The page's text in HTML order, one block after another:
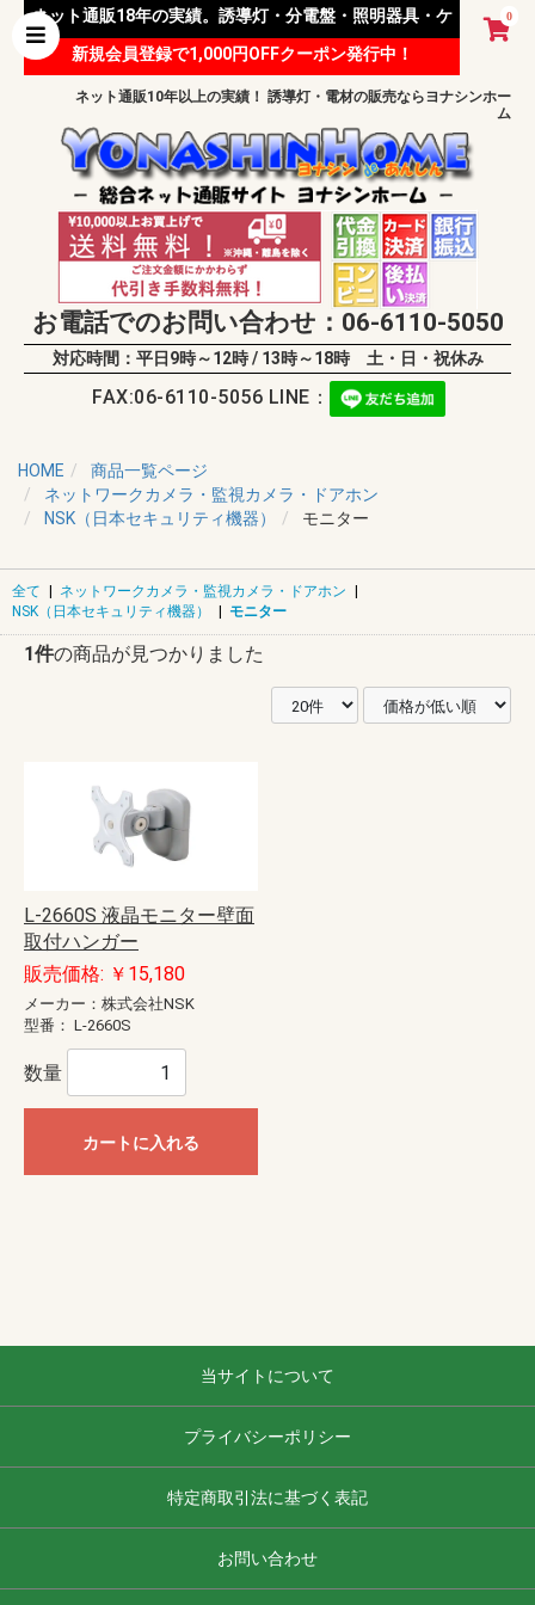
0
ネット通販18年の実績。誘導灯・分電盤・照明器具・ケ
ーブル等 様々な資材を取り扱っています。
新規会員登録で1,000円OFFクーポン発行中！
ネット通販10年以上の実績！ 誘導灯・電材の販売ならヨナシンホー
ム
お電話でのお問い合わせ：06-6110-5050
対応時間：平日9時～12時 / 13時～18時 土・日・祝休み
FAX:06-6110-5056 LINE：
HOME
商品一覧ページ
ネットワークカメラ・監視カメラ・ドアホン
NSK（日本セキュリティ機器）
モニター
全て | ネットワークカメラ・監視カメラ・ドアホン |
NSK（日本セキュリティ機器）
| モニター
1件の商品が見つかりました
L-2660S 液晶モニター壁面
取付ハンガー
販売価格: ￥15,180
メーカー：株式会社NSK
型番： L-2660S
数量
カートに入れる
当サイトについて
プライバシーポリシー
特定商取引法に基づく表記
お問い合わせ